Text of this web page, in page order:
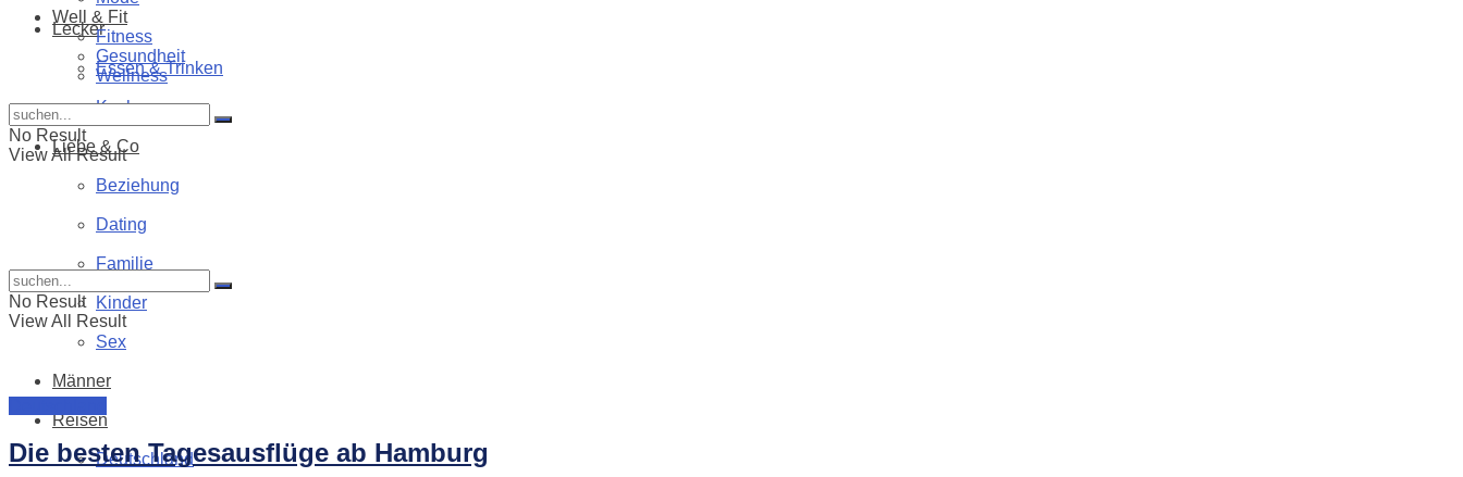
Lecker
Essen & Trinken
Kochen
Liebe & Co
Beziehung
Dating
Familie
Kinder
Sex
Männer
Reisen
Deutschland
Well & Fit
Fitness
Gesundheit
Wellness
No Result
View All Result
No Result
View All Result
Die besten Tagesausflüge ab Hamburg